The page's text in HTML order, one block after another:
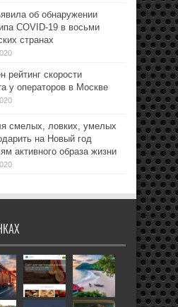
об обнаружении
COVID-19 в восьми
странах
рейтинг скорости
у операторов в Москве
смелых, ловких, умелых
на Новый год
активного образа жизни